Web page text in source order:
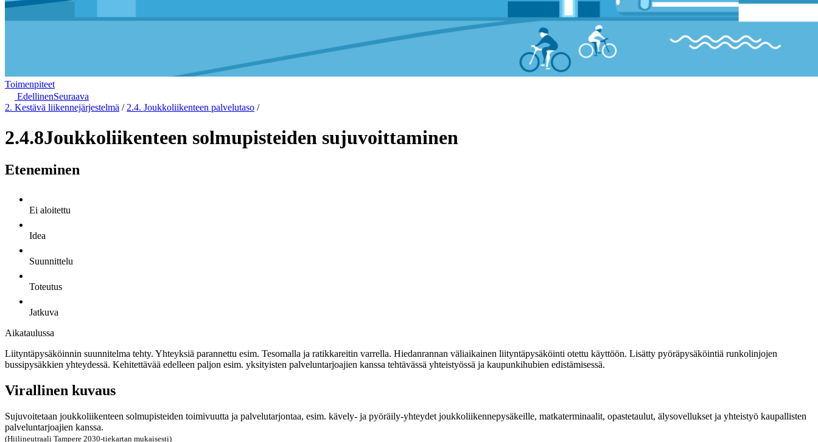
Toimenpiteet
EdellinenSeuraava
2. Kestävä liikennejärjestelmä / 2.4. Joukkoliikenteen palvelutaso /
2.4.8Joukkoliikenteen solmupisteiden sujuvoittaminen
Eteneminen
Ei aloitettu
Idea
Suunnittelu
Toteutus
Jatkuva
Aikataulussa
Liityntäpysäköinnin suunnitelma tehty. Yhteyksiä parannettu esim. Tesomalla ja ratikkareitin varrella. Hiedanrannan väliaikainen liityntäpysäköinti otettu käyttöön. Lisätty pyöräpysäköintiä runkolinjojen
bussipysäkkien yhteydessä. Kehitettävää edelleen paljon esim. yksityisten palveluntarjoajien kanssa tehtävässä yhteistyössä ja kaupunkihubien edistämisessä.
Virallinen kuvaus
Sujuvoitetaan joukkoliikenteen solmupisteiden toimivuutta ja palvelutarjontaa, esim. kävely- ja pyöräily-yhteydet joukkoliikennepysäkeille, matkaterminaalit, opastetaulut, älysovellukset ja yhteistyö kaupallisten
palveluntarjoajien kanssa.
(Hiilineutraali Tampere 2030-tiekartan mukaisesti)